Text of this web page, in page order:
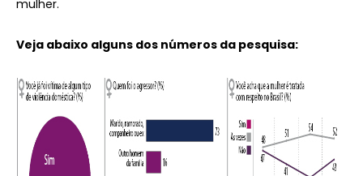
mulher.
Veja abaixo alguns dos números da pesquisa: